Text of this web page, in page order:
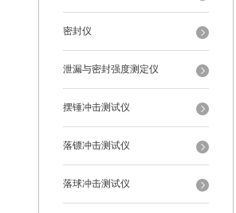
密封仪
泄漏与密封强度测定仪
摆锤冲击测试仪
落镖冲击测试仪
落球冲击测试仪